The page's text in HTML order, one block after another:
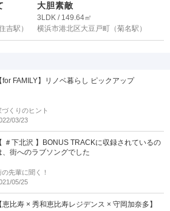
吉駅）
大胆素敵
3LDK / 149.64㎡
横浜市港北区大豆戸町 （菊名駅）
【for FAMILY】リノベ暮らし ピックアップ
づくりのヒント
03/23
【 ＃下北沢 】BONUS TRACKに収録されているの
、街へのラブソングでした
の先輩に聞く！
05/25
【恵比寿 × 秀和恵比寿レジデンス × 守岡加奈多】